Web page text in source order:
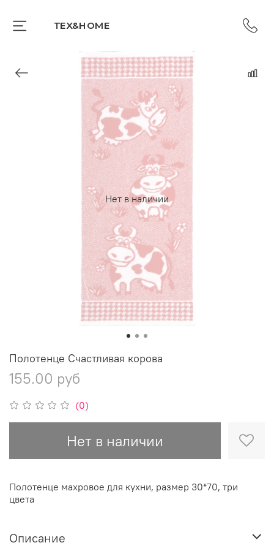
TEX&HOME
Нет в наличии
(0)
Полотенце Счастливая корова
155.00 руб
Нет в наличии
Полотенце махровое для кухни, размер 30*70, три
цвета
Описание